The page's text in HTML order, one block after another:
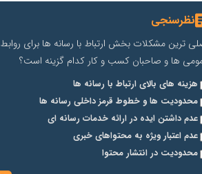
نظرسنجی
ترین مشکلات بخش ارتباط با رسانه ها برای روابط
ها و صاحبان کسب و کار کدام گزینه است؟
هزینه های بالای ارتباط با رسانه ها
محدودیت ها و خطوط قرمز داخلی رسانه ها
عدم داشتن ایده در ارائه خدمات رسانه ای
عدم اعتبار ویژه به محتواهای خبری
محدودیت در انتشار محتوا